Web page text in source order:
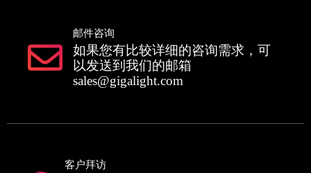
邮件咨询
如果您有比较详细的咨询需求，可
以发送到我们的邮箱
sales@gigalight.com
客户拜访